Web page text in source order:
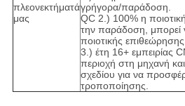
πλεονεκτήματά
μας
γρήγορα/παράδοση.
QC 2.) 100% η
την παράδοση, μπορεί
ποιοτικής
3.) έτη 16+ εμπειρίας
περιοχή στη μηχανή
σχεδίου για να
τροποποίησης.